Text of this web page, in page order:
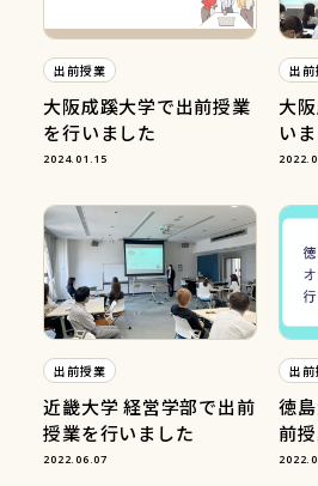
出前授業
大阪成蹊大学で出前授業
を行いました
2024.01.15
出
大
い
出前授業
近畿大学 経営学部で出前
授業を行いました
2022.06.07
出
徳
前